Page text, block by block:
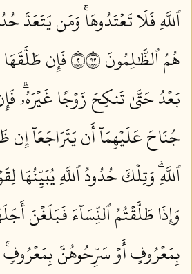
ٱللَّهِ فَلَا تَعۡتَدُوهَاۚ وَمَن يَتَعَدَّ
هُمُ ٱلظَّٰلِمُونَ ٢٢٩
فَإِن
بَعۡدُ حَتَّىٰ تَنكِحَ زَوۡجًا غَيۡرَهُۥۗ
جُنَاحَ عَلَيۡهِمَآ أَن يَتَرَاجَعَآ إِن
ٱللَّهِۗ وَتِلۡكَ حُدُودُ ٱللَّهِ يُبَيِّنُهَا
وَإِذَا طَلَّقۡتُمُ ٱلنِّسَآءَ فَبَلَغۡنَ
بِمَعۡرُوفٍ أَوۡ سَرِّحُوهُنَّ